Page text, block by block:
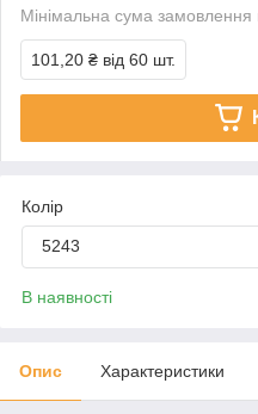
Мінімальна сума
101,20 ₴ від 60 шт.
Колір
5243
В наявності
Опис Характеристики